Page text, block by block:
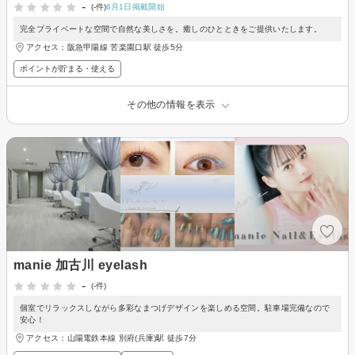
- (-件)6月1日掲載開始
完全プライベートな空間で自然な美しさを。癒しのひとときをご提供いたします。
アクセス：阪急甲陽線 苦楽園口駅 徒歩5分
ポイントが貯まる・使える
その他の情報を表示
manie 加古川 eyelash
-
(-件)
個室でリラックスしながら多彩なまつげデザインを楽しめる空間。駐車場完備なので
安心！
アクセス：山陽電鉄本線 別府(兵庫)駅 徒歩7分